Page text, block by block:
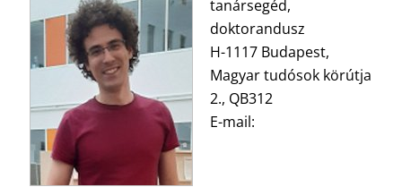
tanársegéd,
doktorandusz
H-1117 Budapest,
Magyar tudósok körútja
2., QB312
E-mail: